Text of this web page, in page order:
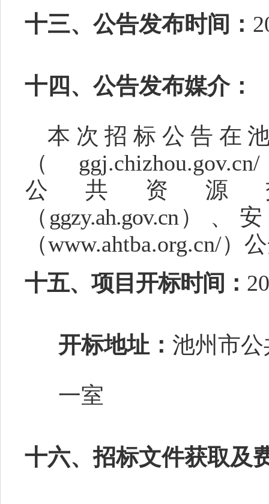
十三、公告发布时间：
十四、公告发布媒介：
本次招标公告在
（
公
共 资 源
（ ggzy.ah.gov.cn） 、
安
（www.ahtba.org.cn/）
十五、项目开标时间：
开标地址： 池州市
一室
十六、招标文件获取及